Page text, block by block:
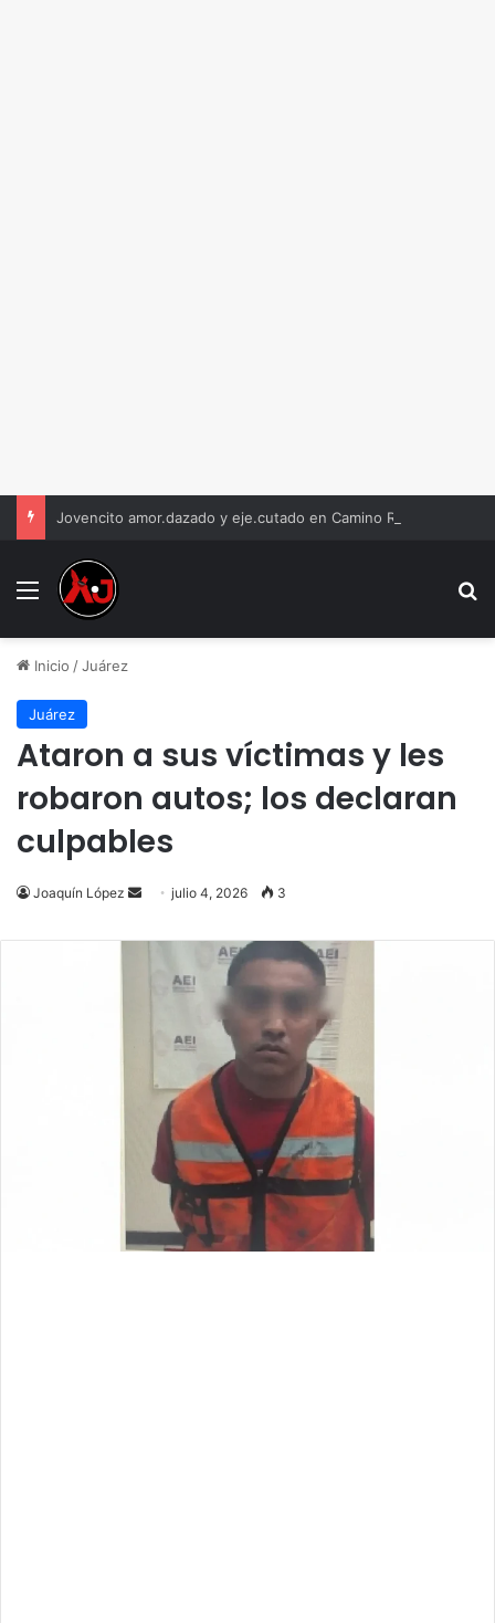
Jovencito amor.dazado y eje.cutado en Camino Real
Menu
Inicio /Juárez
Juárez
Ataron a sus víctimas y les
robaron autos; los declaran
culpables
Joaquín López
Send
email
julio 4, 2026 3